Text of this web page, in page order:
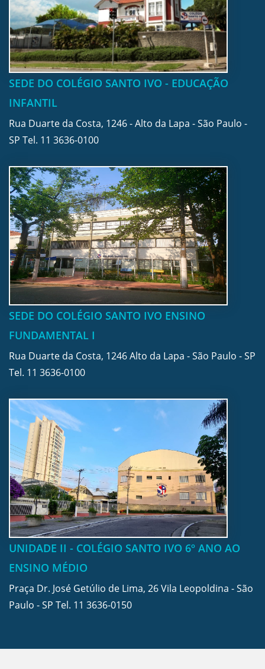
SEDE DO COLÉGIO SANTO IVO - EDUCAÇÃO
INFANTIL
Rua Duarte da Costa, 1246 - Alto da Lapa - São Paulo -
SP Tel. 11 3636-0100
SEDE DO COLÉGIO SANTO IVO ENSINO
FUNDAMENTAL I
Rua Duarte da Costa, 1246 Alto da Lapa - São Paulo - SP
Tel. 11 3636-0100
UNIDADE II - COLÉGIO SANTO IVO 6º ANO AO
ENSINO MÉDIO
Praça Dr. José Getúlio de Lima, 26 Vila Leopoldina - São
Paulo - SP Tel. 11 3636-0150